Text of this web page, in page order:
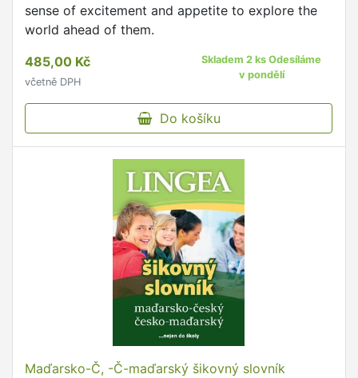
sense of excitement and appetite to explore the
world ahead of them.
485,00 Kč
včetně DPH
Skladem 2 ks Odesíláme
v pondělí
Do košíku
Maďarsko-Č, -Č-maďarský šikovný slovník